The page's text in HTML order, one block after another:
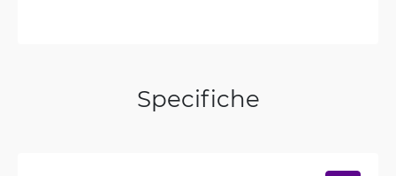
Specifiche